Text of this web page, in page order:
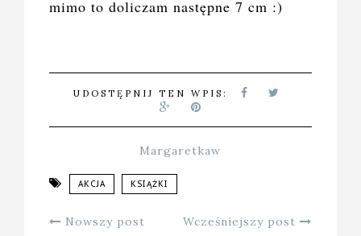
mimo to doliczam następne 7 cm :)
UDOSTĘPNIJ TEN WPIS:
Margaretkaw
AKCJA KSIĄŻKI
Nowszy post Wcześniejszy post